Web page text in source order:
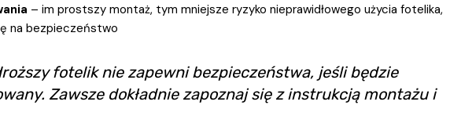
– im prostszy montaż, tym mniejsze ryzyko nieprawidłowego użycia fotelika,
na bezpieczeństwo
fotelik nie zapewni bezpieczeństwa, jeśli będzie
Zawsze dokładnie zapoznaj się z instrukcją montażu i